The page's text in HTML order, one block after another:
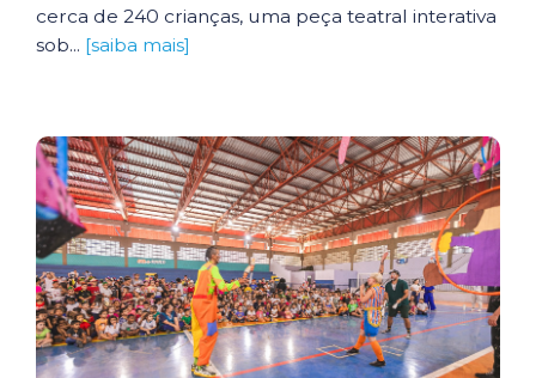
cerca de 240 crianças, uma peça teatral interativa
sob... [saiba mais]